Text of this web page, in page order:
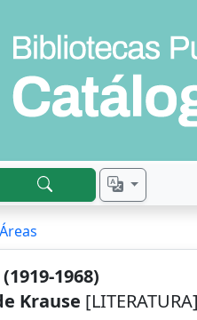
(1919-1968)
Krause